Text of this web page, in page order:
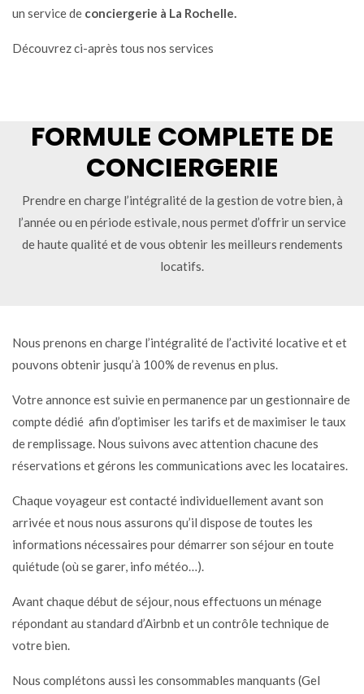
un service de conciergerie à La Rochelle.
Découvrez ci-après tous nos services
FORMULE COMPLETE DE
CONCIERGERIE
Prendre en charge l’intégralité de la gestion de votre bien, à
l’année ou en période estivale, nous permet d’offrir un service
de haute qualité et de vous obtenir les meilleurs rendements
locatifs.
Nous prenons en charge l’intégralité de l’activité locative et et
pouvons obtenir jusqu’à 100% de revenus en plus.
Votre annonce est suivie en permanence par un gestionnaire de
compte dédié afin d’optimiser les tarifs et de maximiser le taux
de remplissage. Nous suivons avec attention chacune des
réservations et gérons les communications avec les locataires.
Chaque voyageur est contacté individuellement avant son
arrivée et nous nous assurons qu’il dispose de toutes les
informations nécessaires pour démarrer son séjour en toute
quiétude (où se garer, info météo…).
Avant chaque début de séjour, nous effectuons un ménage
répondant au standard d’Airbnb et un contrôle technique de
votre bien.
Nous complétons aussi les consommables manquants (Gel